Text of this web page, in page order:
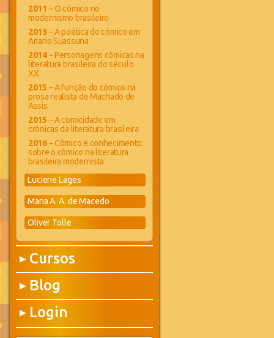
2011 – O cômico no
modernismo brasileiro
2013 – A poética do cômico em
Ariano Suassuna
2014– Personagens cômicas na
literatura brasileira do século
XX
2015 – A função do cômico na
prosa realista de Machado de
Assis
2015 – A comicidade em
crônicas da literatura brasileira
2016– Cômico e conhecimento:
sobre o cômico na literatura
brasileira modernista
Luciene Lages
Maria A. A. de Macedo
Oliver Tolle
▶ Cursos
▶ Blog
▶ Login